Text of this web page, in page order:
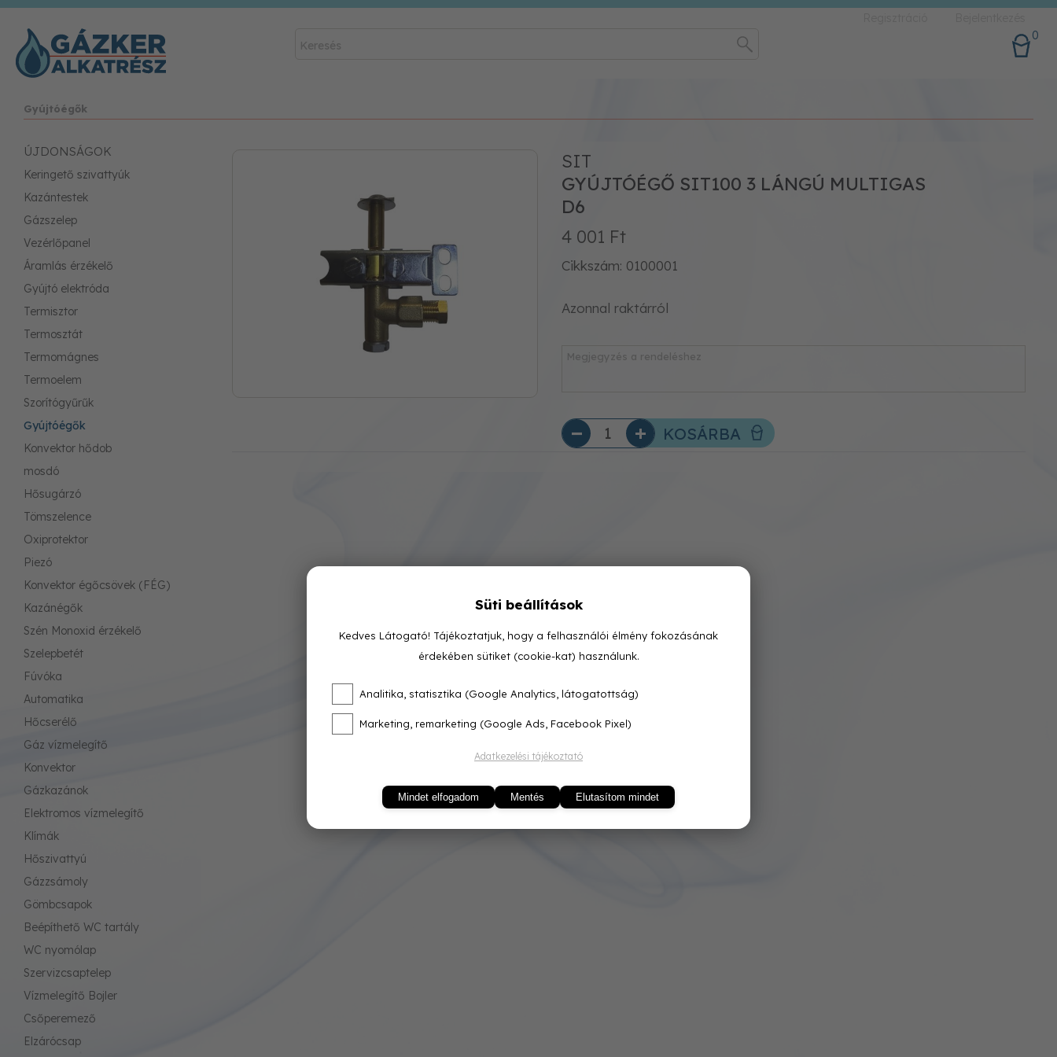
0
Gyújtóégők
SIT
GYÚJTÓÉGŐ SIT100 3 LÁNGÚ MULTIGAS
D6
4 001 Ft
Cikkszám: 0100001
Azonnal raktárról
KOSÁRBA
ÚJDONSÁGOK
Keringető szivattyúk
Kazántestek
Gázszelep
Vezérlőpanel
Áramlás érzékelő
Gyújtó elektróda
Termisztor
Termosztát
Termomágnes
Termoelem
Szorítógyűrűk
Gyújtóégők
Konvektor hődob
mosdó
Hősugárzó
Tömszelence
Oxiprotektor
Piezó
Konvektor égőcsövek (FÉG)
Kazánégők
Szén Monoxid érzékelő
Szelepbetét
Fúvóka
Automatika
Hőcserélő
Gáz vízmelegítő
Konvektor
Gázkazánok
Elektromos vízmelegítő
Klímák
Hőszivattyú
Gázzsámoly
Gömbcsapok
Beépíthető WC tartály
WC nyomólap
Szervizcsaptelep
Vízmelegítő Bojler
Csőperemező
Elzárócsap
Süti beállítások
Kedves Látogató! Tájékoztatjuk, hogy a felhasználói élmény fokozásának
érdekében sütiket (cookie-kat) használunk.
Analitika, statisztika (Google Analytics, látogatottság)
Marketing, remarketing (Google Ads, Facebook Pixel)
Adatkezelési tájékoztató
Mindet elfogadom Mentés Elutasítom mindet